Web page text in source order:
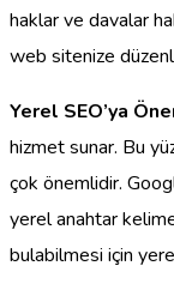
haklar ve davalar
web sitenize
Yerel SEO’ya
hizmet sunar. Bu
çok önemlidir.
yerel anahtar
bulabilmesi için